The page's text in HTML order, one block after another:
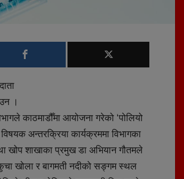
।
काठमाडौँमा आयोजना गरेको ‘पोलियो
विषयक अन्तरक्रिया कार्यक्रममा विभागका
खोप शाखाका प्रमुख डा अभियान गौतमले
खोला र बागमती नदीको सङ्गम स्थल